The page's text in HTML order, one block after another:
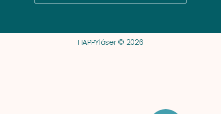
HAPPYláser © 2026